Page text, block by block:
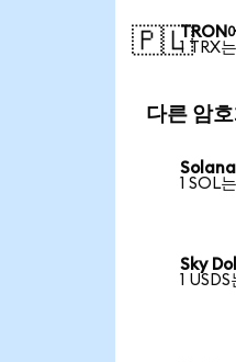
🇵🇱TRON
1 TRX
다른 암
Solana
1 SOL
Sky
1